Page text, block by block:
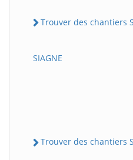
Trouver des chantiers
SIAGNE
Trouver des chantiers